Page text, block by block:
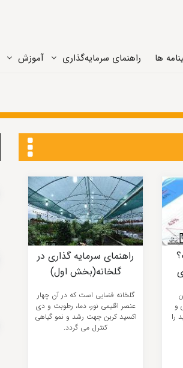
ها راهنمای سرمایه‌گذاری آموزش
و
را
راهنمای سرمایه گذاری در
گلخانه(بخش اول)
گلخانه فضایی است که در آن چهار
عنصر اقلیمی نور، دما، رطوبت و دی
اکسید کربن جهت رشد و نمو گیاهی
کنترل می گردد.